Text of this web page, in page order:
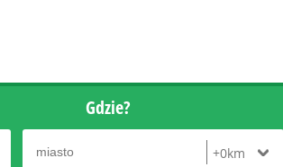
Gdzie?